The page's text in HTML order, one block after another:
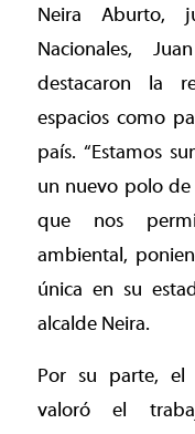
Neira Aburto,
Nacionales,
destacaron la
espacios como
país. “Estamos
un nuevo polo de
que nos
ambiental,
única en su
alcalde Neira.
Por su parte, el
valoró el